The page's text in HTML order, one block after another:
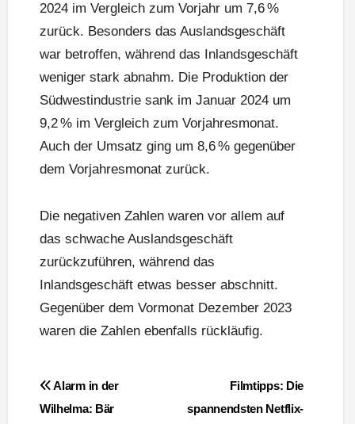
2024 im Vergleich zum Vorjahr um 7,6 %
zurück. Besonders das Auslandsgeschäft
war betroffen, während das Inlandsgeschäft
weniger stark abnahm. Die Produktion der
Südwestindustrie sank im Januar 2024 um
9,2 % im Vergleich zum Vorjahresmonat.
Auch der Umsatz ging um 8,6 % gegenüber
dem Vorjahresmonat zurück.
Die negativen Zahlen waren vor allem auf
das schwache Auslandsgeschäft
zurückzuführen, während das
Inlandsgeschäft etwas besser abschnitt.
Gegenüber dem Vormonat Dezember 2023
waren die Zahlen ebenfalls rückläufig.
Beitragsnavigation
Filmtipps: Die
spannendsten Netflix-
Alarm in der
Wilhelma: Bär